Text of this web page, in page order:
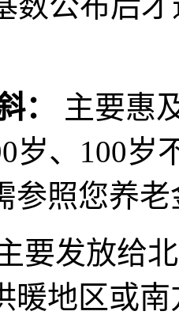
：
主要惠
岁、100岁
参照您养
要发放给
暖地区或